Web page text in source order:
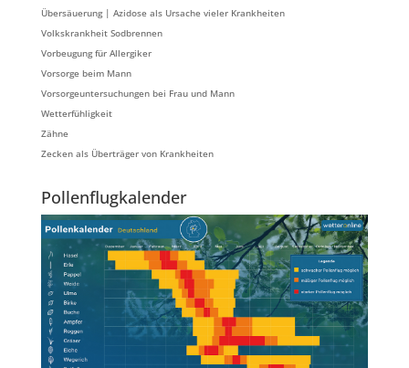
Übersäuerung | Azidose als Ursache vieler Krankheiten
Volkskrankheit Sodbrennen
Vorbeugung für Allergiker
Vorsorge beim Mann
Vorsorgeuntersuchungen bei Frau und Mann
Wetterfühligkeit
Zähne
Zecken als Überträger von Krankheiten
Pollenflugkalender